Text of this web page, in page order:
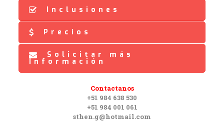
Inclusiones
Precios
Solicitar más
Información
Contactanos
+51 984 638 530
+51 984 001 061
sthen.g@hotmail.com